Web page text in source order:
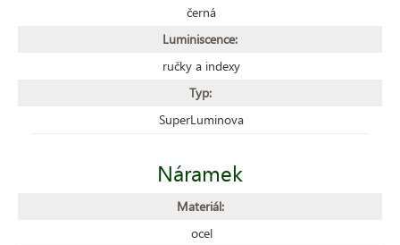
černá
Luminiscence:
ručky a indexy
Typ:
SuperLuminova
Náramek
Materiál:
ocel